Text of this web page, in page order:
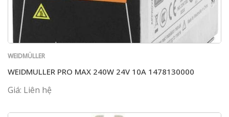
WEIDMÜLLER
WEIDMULLER PRO MAX 240W 24V 10A 1478130000
Giá: Liên hệ